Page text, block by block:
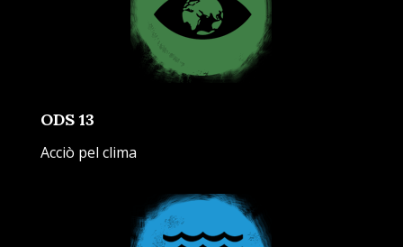
ODS 13
Acciò pel clima